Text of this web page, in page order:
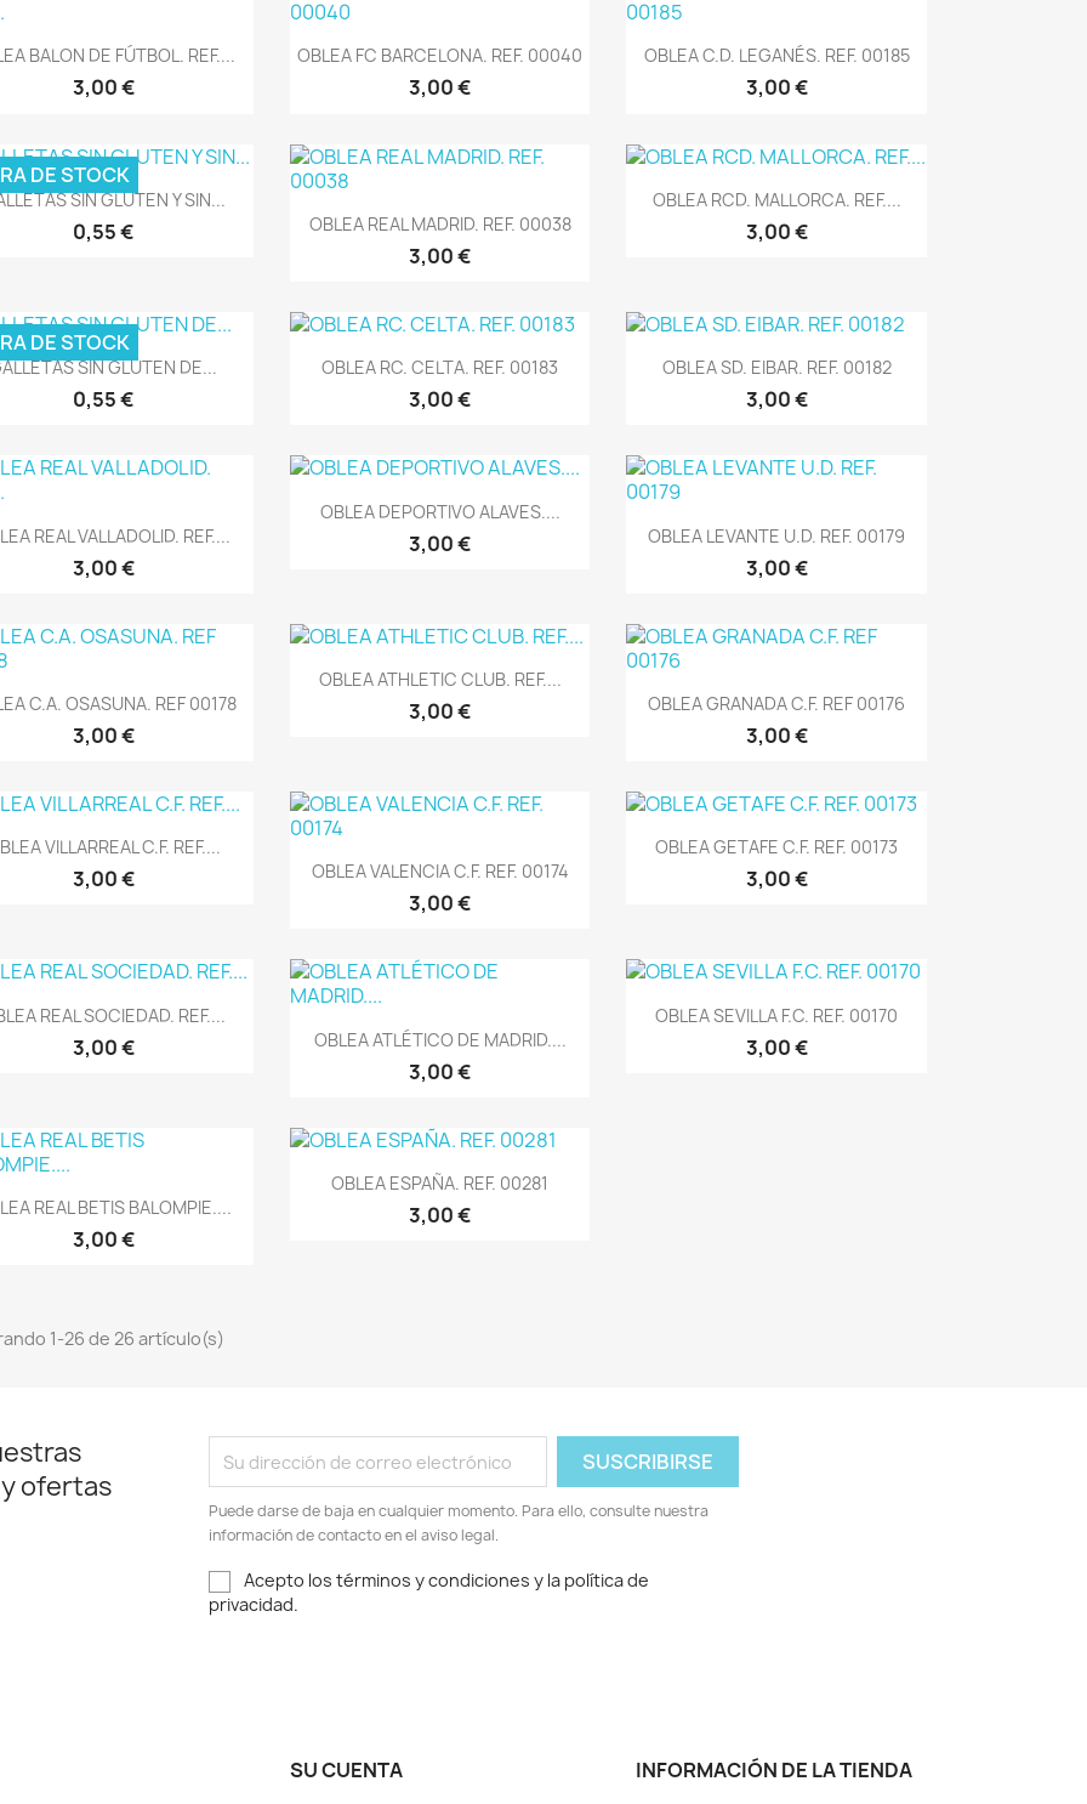
Vista rápida
BALON DE FÚTBOL. REF....
3,00 €
Vista rápida
OBLEA FC BARCELONA. REF. 00040
3,00 €
 Vista rápida
OBLEA C.D. LEGANÉS. REF. 00185
3,00 €
Vista rápida
SIN GLUTEN Y SIN...
0,55 €
DE STOCK
Vista rápida
OBLEA REAL MADRID. REF. 00038
3,00 €
Vista rápida
OBLEA RCD. MALLORCA. REF....
3,00 €
Vista rápida
SIN GLUTEN DE...
0,55 €
DE STOCK
Vista rápida
OBLEA RC. CELTA. REF. 00183
3,00 €
Vista rápida
OBLEA SD. EIBAR. REF. 00182
3,00 €
Vista rápida
REAL VALLADOLID. REF....
3,00 €
Vista rápida
OBLEA DEPORTIVO ALAVES....
3,00 € Vista rápida
OBLEA LEVANTE U.D. REF. 00179
3,00 €
 Vista rápida
C.A. OSASUNA. REF 00178
3,00 €
Vista rápida
OBLEA ATHLETIC CLUB. REF....
3,00 € Vista rápida
OBLEA GRANADA C.F. REF 00176
3,00 €
Vista rápida
VILLARREAL C.F. REF....
3,00 €  Vista rápida
OBLEA VALENCIA C.F. REF. 00174
3,00 €
Vista rápida
OBLEA GETAFE C.F. REF. 00173
3,00 €
Vista rápida
REAL SOCIEDAD. REF....
3,00 €  Vista rápida
OBLEA ATLÉTICO DE MADRID....
3,00 €
Vista rápida
OBLEA SEVILLA F.C. REF. 00170
3,00 €
Vista rápida
REAL BETIS BALOMPIE....
3,00 €
Vista rápida
OBLEA ESPAÑA. REF. 00281
3,00 €
1-26 de 26 artículo(s)
ofertas
Puede darse de baja en cualquier momento. Para ello, consulte nuestra
información de contacto en el aviso legal.
Acepto los términos y condiciones y la política de
privacidad.
SU CUENTA INFORMACIÓN DE LA TIENDA